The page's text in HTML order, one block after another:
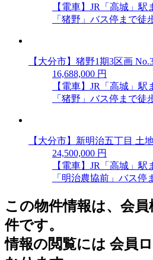
【電車】JR「高城」駅
「猪野」バス停まで徒
【大分市】猪野1期3区画
16,688,000 円
【電車】JR「高城」駅
「猪野」バス停まで徒
【大分市】新明治五丁目 土
24,500,000 円
【電車】JR「高城」駅
「明治農協前」バス停
この物件情報は、会
件です。
情報の閲覧には 会員